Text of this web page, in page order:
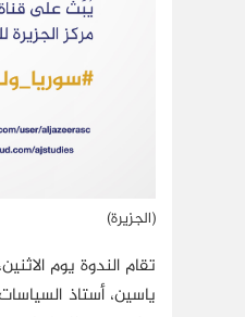
(الجزيرة)
تقام الندوة يوم الاثنين، 13 يوليو/تموز 2020، تحت
ياسين، أستاذ